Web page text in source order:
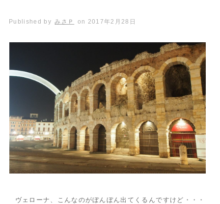
Published by みさＰ on 2017年2月28日
ヴェローナ、こんなのがぼんぼん出てくるんですけど・・・